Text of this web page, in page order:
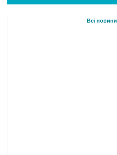
Всі новини